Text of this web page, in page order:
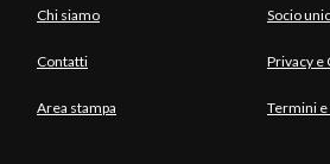
Chi siamo Socio
Contatti Privacy e
Area stampa Termini